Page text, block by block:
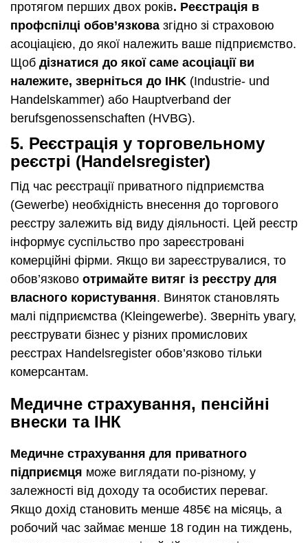
протягом перших двох років. Реєстрація в
профспілці обов’язкова згідно зі страховою
асоціацією, до якої належить ваше підприємство.
Щоб дізнатися до якої саме асоціації ви
належите, зверніться до IHK (Industrie- und
Handelskammer) або Hauptverband der
berufsgenossenschaften (HVBG).
5. Реєстрація у торговельному
реєстрі (Handelsregister)
Під час реєстрації приватного підприємства
(Gewerbe) необхідність внесення до торгового
реєстру залежить від виду діяльності. Цей реєстр
інформує суспільство про зареєстровані
комерційні фірми. Якщо ви зареєструвалися, то
обов’язково отримайте витяг із реєстру для
власного користування. Виняток становлять
малі підприємства (Kleingewerbe). Зверніть увагу,
реєструвати бізнес у різних промислових
реєстрах Handelsregister обов’язково тільки
комерсантам.
Медичне страхування, пенсійні
внески та ІНК
Медичне страхування для приватного
підприємця може виглядати по-різному, у
залежності від доходу та особистих переваг.
Якщо дохід становить менше 485€ на місяць, а
робочий час займає менше 18 годин на тиждень,